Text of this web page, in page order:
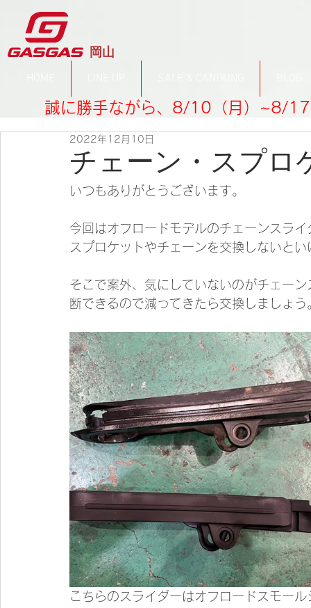
​岡山
誠に勝手ながら、8/10（月）~8/17
チェーン・スプロ
2022年12月10日
いつもありがとうございます。
今回はオフロードモデルのチェーンスラ
スプロケットやチェーンを交換しないと
そこで案外、気にしていないのがチェー
断できるので減ってきたら交換しましょう
こちらのスライダーはオフロードスモー